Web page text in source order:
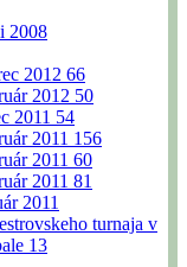
2008
2012 66
2012 50
2011 54
2011 156
2011 60
2011 81
2011
turnaja v
13